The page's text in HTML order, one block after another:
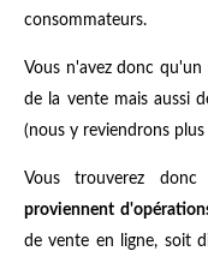
consommateurs.
Vous n'avez donc
de la vente mais aussi
(nous y reviendrons plus
Vous trouverez
proviennent
de vente en ligne, soit